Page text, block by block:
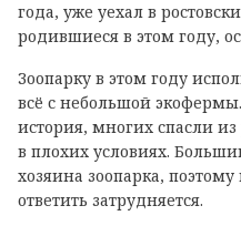
года, уже уехал в
родившиеся в этом году,
Зоопарку в этом году
всё с небольшой
история, многих спасли
в плохих условиях.
хозяина зоопарка,
ответить затрудняется.